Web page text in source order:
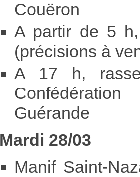
Couëron
A partir de 5
(précisions à
A 17 h,
Guérande
Mardi 28/03
Manif Saint-